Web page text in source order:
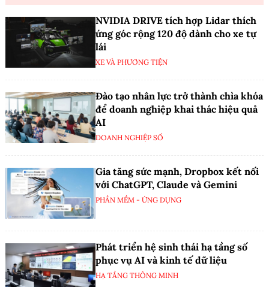
NVIDIA DRIVE tích hợp Lidar thích
ứng góc rộng 120 độ dành cho xe tự
lái
XE VÀ PHƯƠNG TIỆN
Đào tạo nhân lực trở thành chìa khóa
để doanh nghiệp khai thác hiệu quả
AI
DOANH NGHIỆP SỐ
Gia tăng sức mạnh, Dropbox kết nối
với ChatGPT, Claude và Gemini
PHẦN MỀM - ỨNG DỤNG
Phát triển hệ sinh thái hạ tầng số
phục vụ AI và kinh tế dữ liệu
HẠ TẦNG THÔNG MINH